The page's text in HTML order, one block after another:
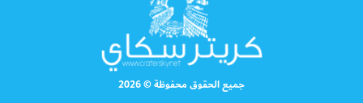
جميع الحقوق محفوظة © 2026